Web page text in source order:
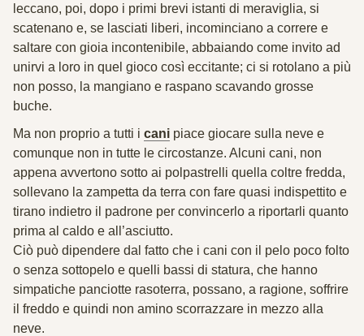
leccano, poi, dopo i primi brevi istanti di meraviglia, si
scatenano e, se lasciati liberi, incominciano a correre e
saltare con gioia incontenibile, abbaiando come invito ad
unirvi a loro in quel gioco così eccitante; ci si rotolano a più
non posso, la mangiano e raspano scavando grosse
buche.
Ma non proprio a tutti i cani piace giocare sulla neve e
comunque non in tutte le circostanze. Alcuni cani, non
appena avvertono sotto ai polpastrelli quella coltre fredda,
sollevano la zampetta da terra con fare quasi indispettito e
tirano indietro il padrone per convincerlo a riportarli quanto
prima al caldo e all’asciutto.
Ciò può dipendere dal fatto che i cani con il pelo poco folto
o senza sottopelo e quelli bassi di statura, che hanno
simpatiche panciotte rasoterra, possano, a ragione, soffrire
il freddo e quindi non amino scorrazzare in mezzo alla
neve.